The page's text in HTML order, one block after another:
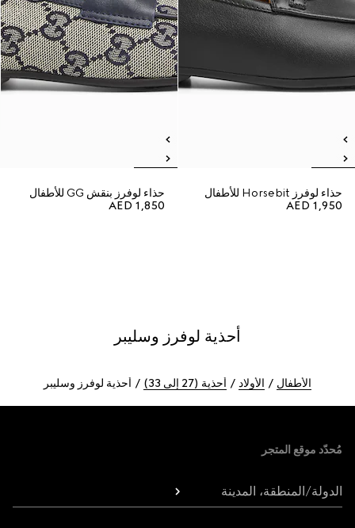
حذاء لوفرز Horsebit للأطفال
AED 1,950
حذاء لوفرز بنقش GG للأطفال
AED 1,850
أحذية لوفرز وسليبر
الأطفال الأولاد أحذية (27 إلى 33) أحذية لوفرز وسليبر
مُحدّد موقع المتجر
الدولة/المنطقة، المدينة